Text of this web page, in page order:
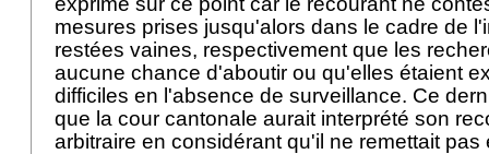
mesures prises jusqu'alors dans le cadre de
restées vaines, respectivement que les
aucune chance d'aboutir ou qu'elles étaient
difficiles en l'absence de surveillance. Ce
que la cour cantonale aurait interprété son
arbitraire en considérant qu'il ne remettait pas